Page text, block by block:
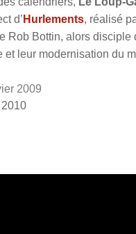
d’ Hurlements, réalisé
Rob Bottin, alors
leur modernisation du
2009